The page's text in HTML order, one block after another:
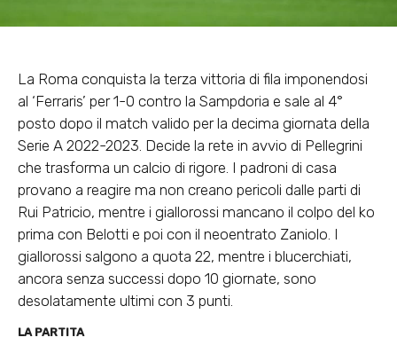
La Roma conquista la terza vittoria di fila imponendosi
al ‘Ferraris’ per 1-0 contro la Sampdoria e sale al 4°
posto dopo il match valido per la decima giornata della
Serie A 2022-2023. Decide la rete in avvio di Pellegrini
che trasforma un calcio di rigore. I padroni di casa
provano a reagire ma non creano pericoli dalle parti di
Rui Patricio, mentre i giallorossi mancano il colpo del ko
prima con Belotti e poi con il neoentrato Zaniolo. I
giallorossi salgono a quota 22, mentre i blucerchiati,
ancora senza successi dopo 10 giornate, sono
desolatamente ultimi con 3 punti.
LA PARTITA